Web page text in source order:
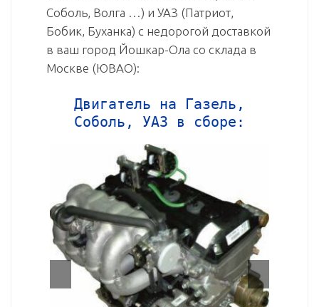
Соболь, Волга …) и УАЗ (Патриот,
Бобик, Буханка) с недорогой доставкой
в ваш город Йошкар-Ола со склада в
Москве (ЮВАО):
Двигатель на Газель,
Соболь, УАЗ в сборе: